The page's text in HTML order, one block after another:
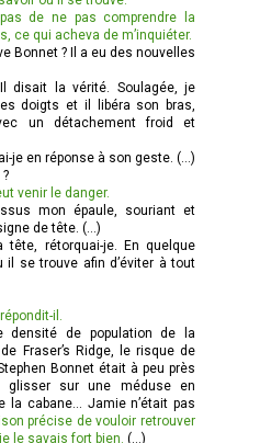
de ne pas comprendre la
ce qui acheva de m’inquiéter.
Bonnet ? Il a eu des nouvelles
disait la vérité. Soulagée, je
doigts et il libéra son bras,
un détachement froid et
je en réponse à son geste. (…)
venir le danger.
mon épaule, souriant et
de tête. (…)
rétorquai-je. En quelque
il se trouve afin d’éviter à tout
il.
densité de population de la
Fraser’s Ridge, le risque de
Bonnet était à peu près
glisser sur une méduse en
la cabane… Jamie n’était pas
précise de vouloir retrouver
le savais fort bien. (…)